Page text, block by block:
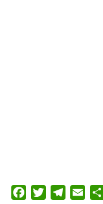
FacebookTwitterTelegram
Email